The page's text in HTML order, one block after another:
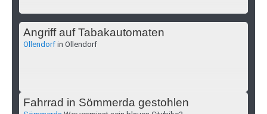
Angriff auf Tabakautomaten
Ollendorf in Ollendorf
Fahrrad in Sömmerda gestohlen